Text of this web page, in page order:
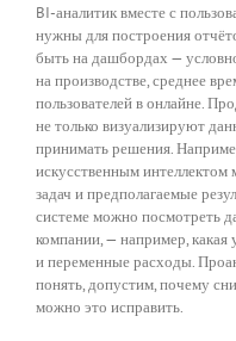
BI-аналитик вместе с
нужны для построения
быть на дашбордах —
на производстве, среднее
пользователей в онлайне.
не только визуализируют
принимать решения.
искусственным
задач и предполагаемые
системе можно посмотреть
компании, — например, какая
и переменные расходы.
понять, допустим, почему
можно это исправить.